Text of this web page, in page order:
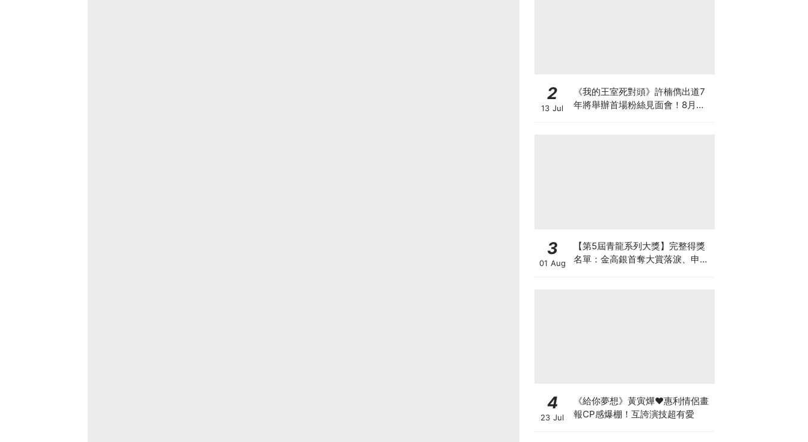
2
13 Jul
《我的王室死對頭》許楠儁出道7
年將舉辦首場粉絲見面會！8月與
3
01 Aug
【第5屆青龍系列大獎】完整得獎
名單：金高銀首奪大賞落淚、申惠
4
23 Jul
《給你夢想》黃寅燁♥惠利情侶畫
報CP感爆棚！互誇演技超有愛